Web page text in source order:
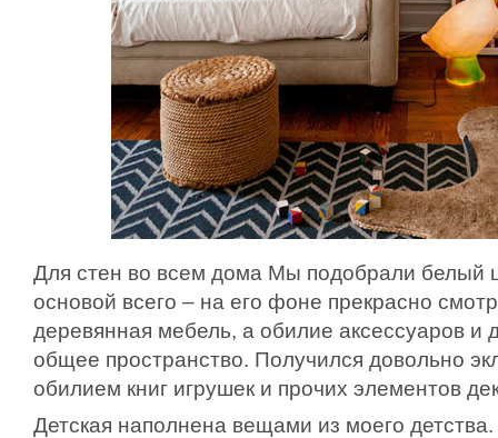
Для стен во всем дома Мы подобрали белый
основой всего – на его фоне прекрасно
деревянная мебель, а обилие аксессуаров и
общее пространство. Получился довольно
обилием книг игрушек и прочих элементов
Детская наполнена вещами из моего